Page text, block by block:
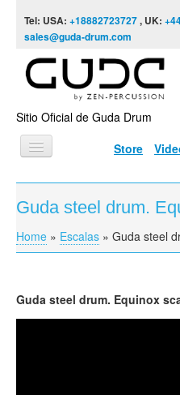
Tel: USA: +18882723727, UK:
sales@guda-drum.com
Sitio Oficial de Guda Drum
Store
INICIO
TIPOS DE GUDA
DISEÑOS
INFORMACIÓN
Guda steel drum.
You are here
Home » Escalas » Guda steel
Guda steel drum. Equinox